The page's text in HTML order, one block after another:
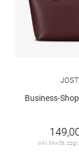
JOST
Business-
inkl. MwSt. zzgl.